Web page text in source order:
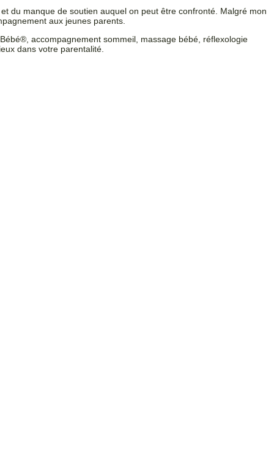
du manque de soutien auquel on peut être confronté. Malgré mon
aux jeunes parents.
accompagnement sommeil, massage bébé, réflexologie
dans votre parentalité.